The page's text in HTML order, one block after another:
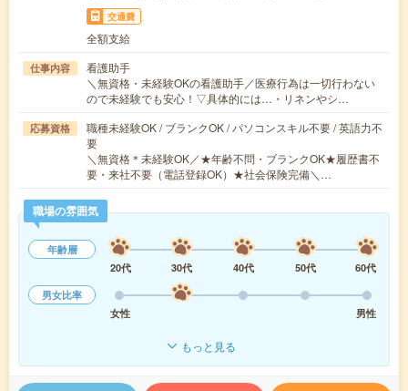
交通費
全額支給
仕事内容
看護助手
＼無資格・未経験OKの看護助手／医療行為は一切行わない
ので未経験でも安心！▽具体的には…・リネンやシ…
応募資格
職種未経験OK / ブランクOK / パソコンスキル不要 / 英語力不
要
＼無資格＊未経験OK／★年齢不問・ブランクOK★履歴書不
要・来社不要（電話登録OK）★社会保険完備＼…
職場の雰囲気
年齢層
20代
30代 40代 50代
60代
男女比率
女性
男性
もっと見る